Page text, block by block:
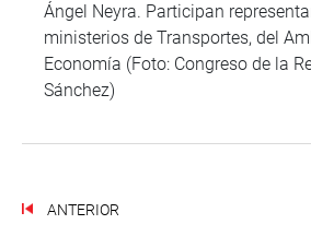
Ángel Neyra. Participan
ministerios de Transportes, del
Economía (Foto: Congreso de la
Sánchez)
ANTERIOR